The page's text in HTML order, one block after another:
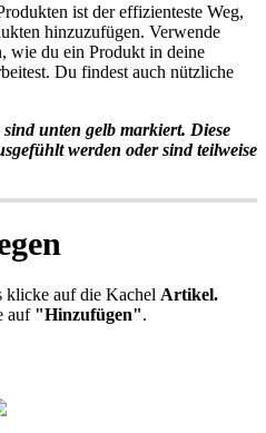
ist der effizienteste Weg,
hinzuzufügen. Verwende
, wie du ein Produkt in deine
. Du findest auch nützliche
sind unten gelb markiert. Diese
ühlt werden oder sind teilweise
klicke auf die Kachel Artikel.
auf "Hinzufügen".